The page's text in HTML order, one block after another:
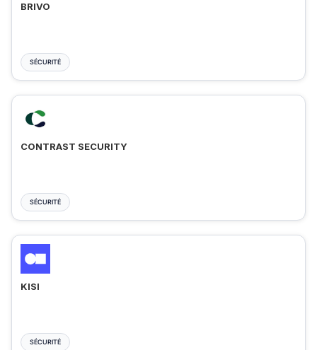
BRIVO
SÉCURITÉ
CONTRAST SECURITY
SÉCURITÉ
KISI
SÉCURITÉ